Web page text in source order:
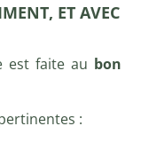
ET AVEC
est faite au bon
: